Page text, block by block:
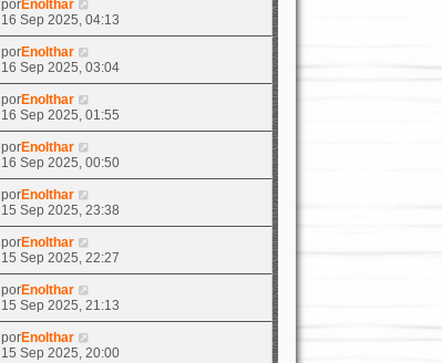
porEnolthar
16 Sep 2025, 04:13
porEnolthar
16 Sep 2025, 03:04
porEnolthar
16 Sep 2025, 01:55
porEnolthar
16 Sep 2025, 00:50
porEnolthar
15 Sep 2025, 23:38
porEnolthar
15 Sep 2025, 22:27
porEnolthar
15 Sep 2025, 21:13
porEnolthar
15 Sep 2025, 20:00